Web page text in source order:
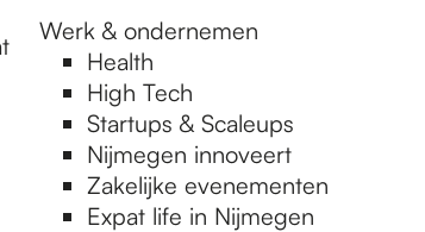
Werk & ondernemen
Health
High Tech
Startups & Scaleups
Nijmegen innoveert
Zakelijke evenementen
Expat life in Nijmegen